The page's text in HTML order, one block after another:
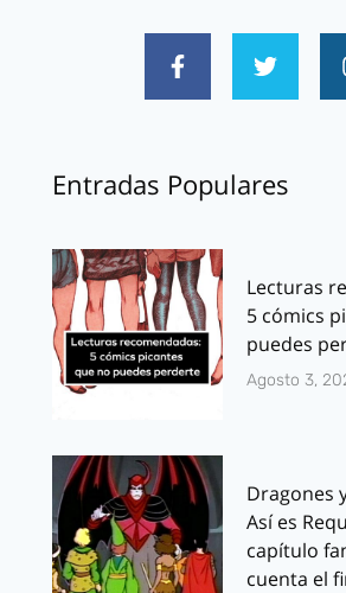
Entradas Populares
Lecturas
5 cómics
puedes
Agosto 3,
Dragones
Así es
capítulo
cuenta el